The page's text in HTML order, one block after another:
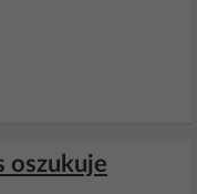
oszukuje